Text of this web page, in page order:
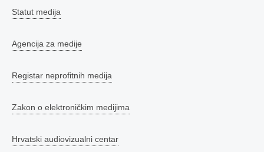
Statut medija
Agencija za medije
Registar neprofitnih medija
Zakon o elektroničkim medijima
Hrvatski audiovizualni centar